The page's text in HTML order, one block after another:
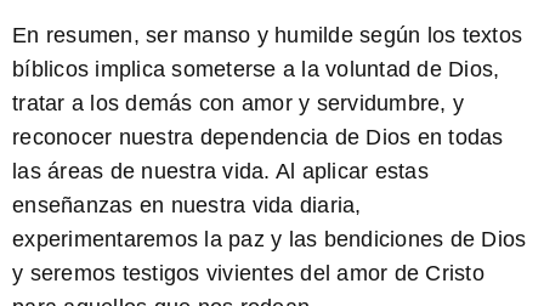
En resumen, ser manso y humilde según los textos
bíblicos implica someterse a la voluntad de Dios,
tratar a los demás con amor y servidumbre, y
reconocer nuestra dependencia de Dios en todas
las áreas de nuestra vida. Al aplicar estas
enseñanzas en nuestra vida diaria,
experimentaremos la paz y las bendiciones de Dios
y seremos testigos vivientes del amor de Cristo